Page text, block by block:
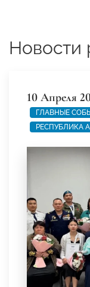
Новости
10 Апреля
ГЛАВНЫЕ
РЕСПУБЛИКА